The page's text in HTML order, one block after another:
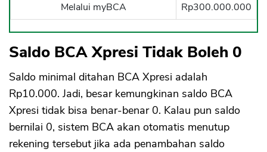
Melalui myBCA
Rp300.000.000
Saldo BCA Xpresi Tidak Boleh 0
Saldo minimal ditahan BCA Xpresi adalah
Rp10.000. Jadi, besar kemungkinan saldo BCA
Xpresi tidak bisa benar-benar 0. Kalau pun saldo
bernilai 0, sistem BCA akan otomatis menutup
rekening tersebut jika ada penambahan saldo